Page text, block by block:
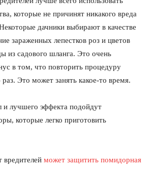
которые не причинят никакого вреда
дачники выбирают в качестве
зараженных лепестков роз и цветов
из садового шланга. Это очень
в том, что повторить процедуру
раз. Это может занять какое-то время.
и лучшего эффекта подойдут
которые легко приготовить
вредителей может защитить помидорная